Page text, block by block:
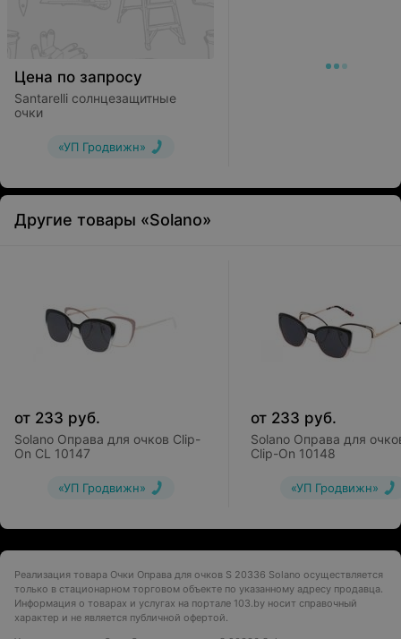
Цена по запросу
Santarelli солнцезащитные
очки
«УП Гродвижн»
Другие товары «Solano»
от 233 руб.
Solano Оправа для очков Clip-
On CL 10147
«УП Гродвижн»
от 233 руб.
Solano Оправа для
Clip-On 10148
«УП Гродвижн»
Реализация товара Очки Оправа для очков S 20336 Solano осуществляется
только в стационарном торговом объекте по указанному адресу продавца.
Информация о товарах и услугах на портале 103.by носит справочный
характер и не является публичной офертой.